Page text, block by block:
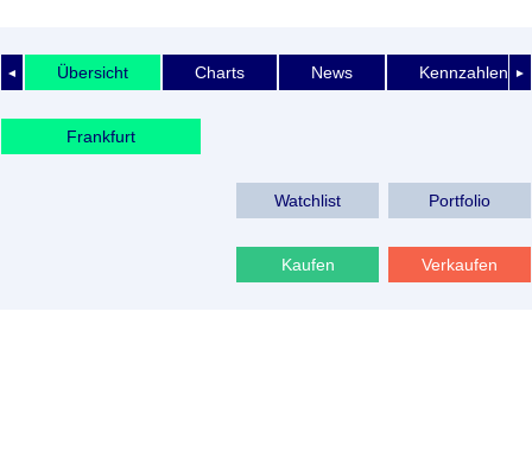
◄ ►
Übersicht Charts News Kennzahlen
Frankfurt
Watchlist Portfolio
Kaufen Verkaufen